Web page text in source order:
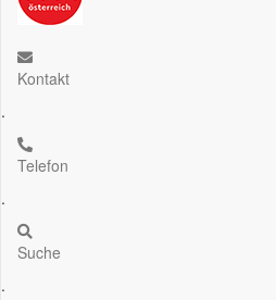
Kontakt
.
Telefon
.
Suche
.